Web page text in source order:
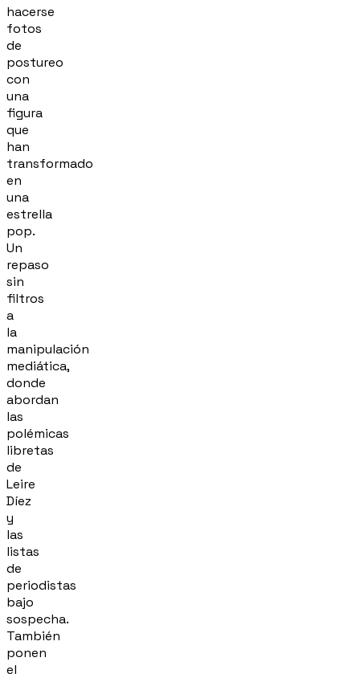
hacerse
fotos
de
postureo
con
una
figura
que
han
transformado
en
una
estrella
pop.
Un
repaso
sin
filtros
a
la
manipulación
mediática,
donde
abordan
las
polémicas
libretas
de
Leire
Díez
y
las
listas
de
periodistas
bajo
sospecha.
También
ponen
el